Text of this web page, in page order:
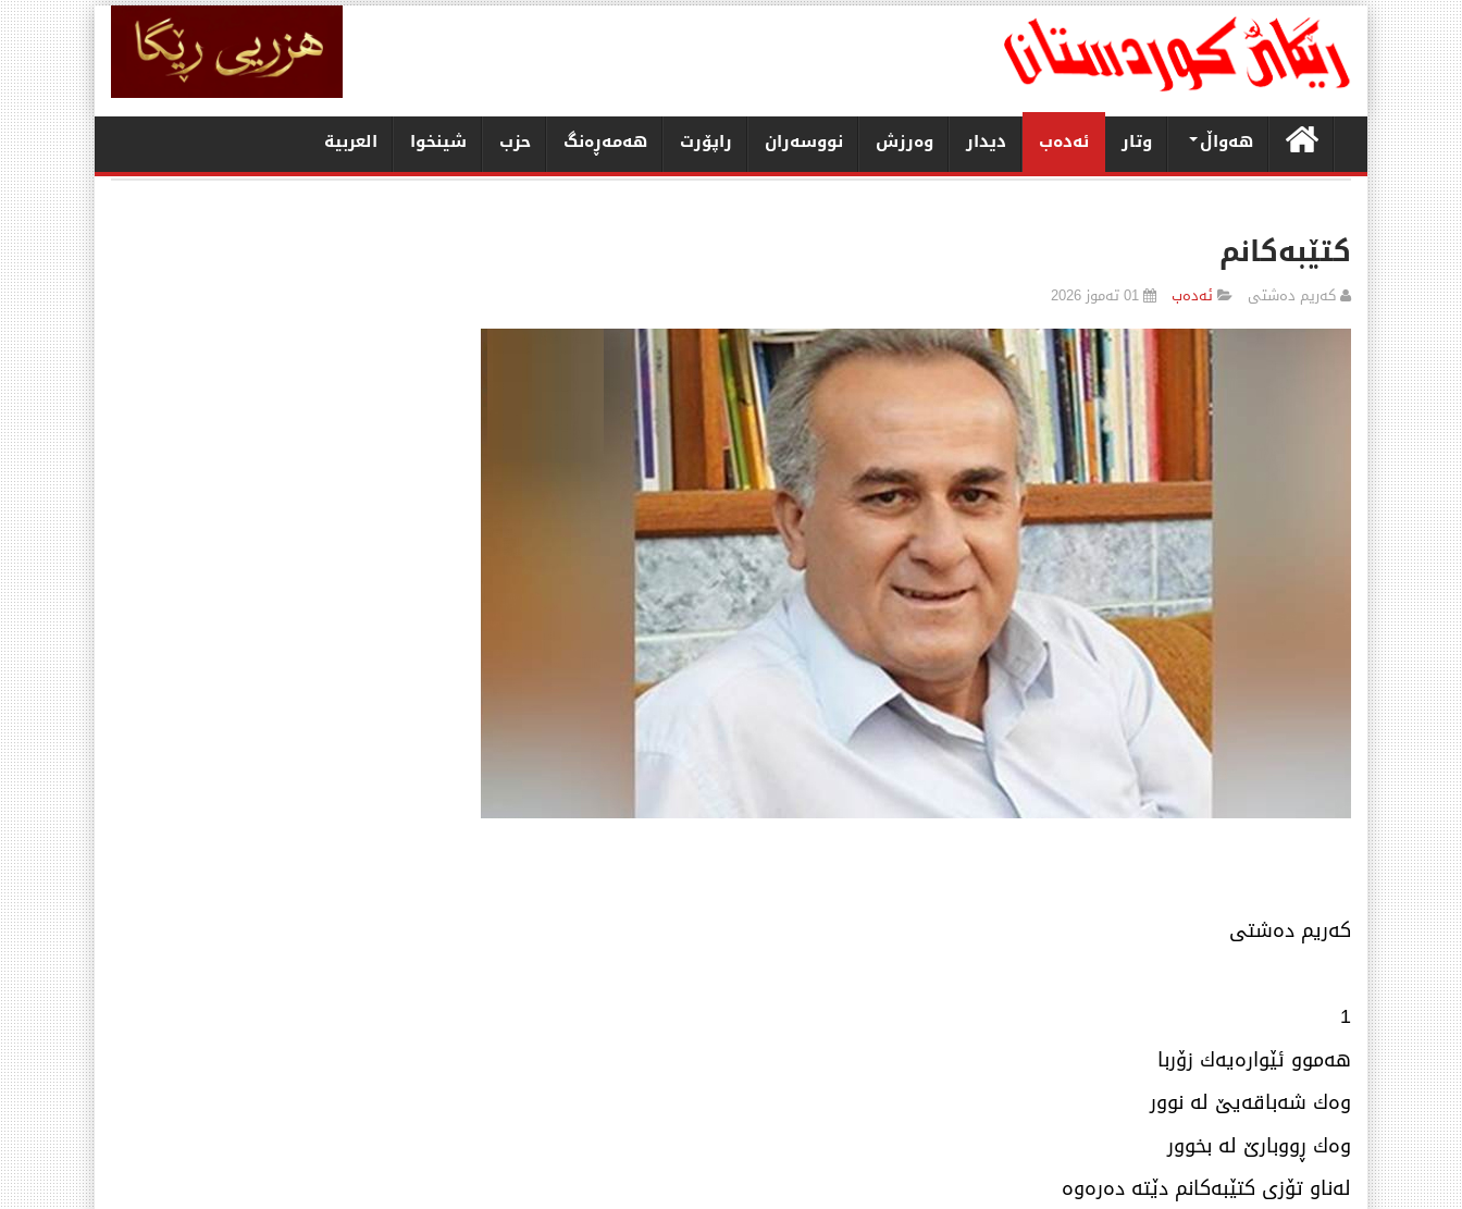
هەواڵ وتار ئەدەب دیدار وەرزش نووسەران راپۆرت هەمەڕەنگ حزب شينخوا العربیة
كتێبەكانم
كەریم دەشتی ئەدەب 01 تەموز 2026
كەریم دەشتی
1
هەموو ئێوارەیەك زۆربا
وەك شەباقەیێ‌ لە نوور
وەك ڕووبارێ‌ لە بخوور
لەناو تۆزی كتێبەكانم دێتە دەرەوە